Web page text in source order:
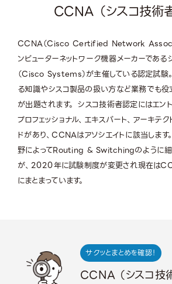
CCNA （シスコ技術
CCNA（Cisco Certified Network
ンピューターネットワーク機器メーカーである
（Cisco Systems）が主催している認定試験
る知識やシスコ製品の扱い方など業務でも
が出題されます。 シスコ技術者認定にはエント
プロフェッショナル、エキスパート、アーキテ
ドがあり、CCNAはアソシエイトに該当しま
野によってRouting & Switchingのように細
が、2020年に試験制度が変更され現在は
にまとまっています。
サクッとまとめを確認！
CCNA （シスコ技